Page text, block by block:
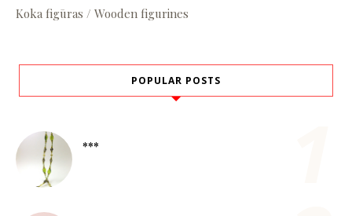
Koka figūras / Wooden figurines
POPULAR POSTS
***